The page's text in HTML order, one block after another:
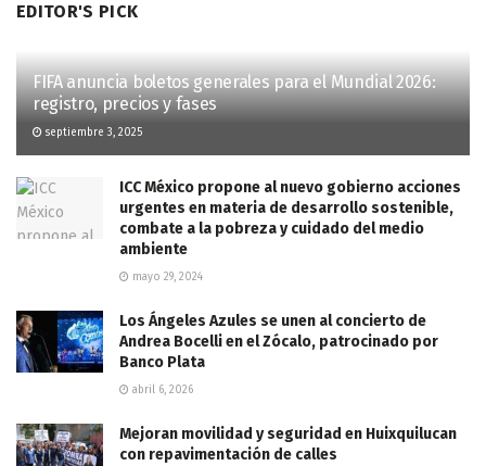
EDITOR'S PICK
FIFA anuncia boletos generales para el Mundial 2026:
registro, precios y fases
septiembre 3, 2025
ICC México propone al nuevo gobierno acciones
urgentes en materia de desarrollo sostenible,
combate a la pobreza y cuidado del medio
ambiente
mayo 29, 2024
Los Ángeles Azules se unen al concierto de
Andrea Bocelli en el Zócalo, patrocinado por
Banco Plata
abril 6, 2026
Mejoran movilidad y seguridad en Huixquilucan
con repavimentación de calles